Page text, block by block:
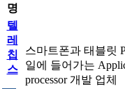
명
텔
레
칩
스
스마트폰과 태블릿
일에 들어가는
processor 개발 업체